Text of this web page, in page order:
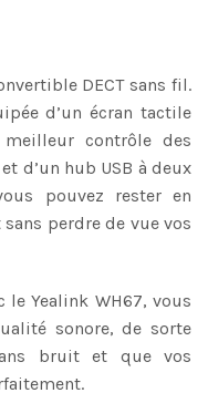
DECT sans fil.
d’un écran tactile
contrôle des
d’un hub USB à deux
pouvez rester en
perdre de vue vos
le Yealink WH67, vous
sonore, de sorte
bruit et que vos